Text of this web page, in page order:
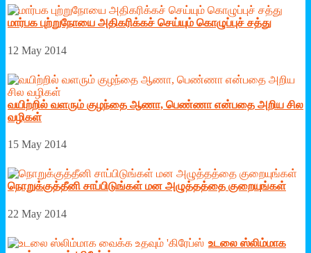
மார்பக புற்றுநோயை அதிகரிக்கச் செய்யும் கொழுப்புச் சத்து
12 May 2014
வயிற்றில் வளரும் குழந்தை ஆணா, பெண்ணா என்பதை அறிய சில
வழிகள்
15 May 2014
நொறுக்குத்தீனி சாப்பிடுங்கள் மன அழுத்தத்தை குறையுங்கள்
22 May 2014
உடலை ஸ்லிம்மாக